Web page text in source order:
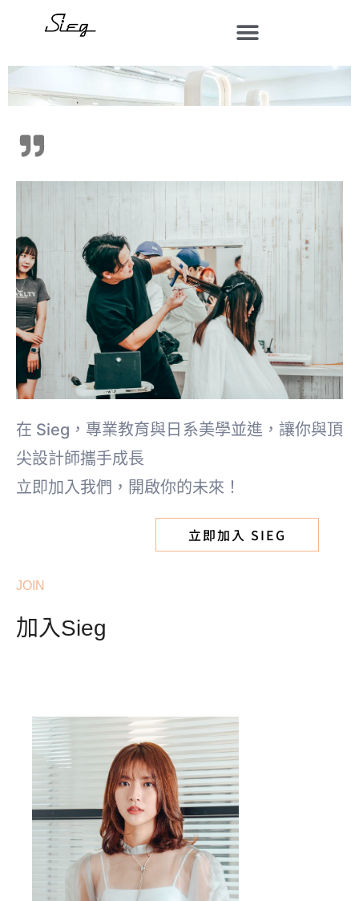
容
在 Sieg，專業教育與日系美學並進，讓你與頂
尖設計師攜手成長
立即加入我們，開啟你的未來！
立即加入 SIEG
JOIN
加入Sieg